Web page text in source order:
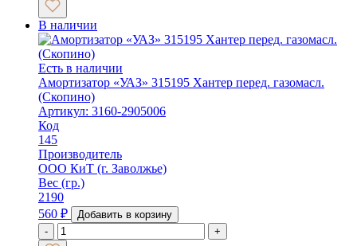
В наличии
Есть в наличии
Амортизатор «УАЗ» 315195 Хантер перед. газомасл.
(Скопино)
Артикул: 3160-2905006
Код
145
Производитель
ООО КиТ (г. Заволжье)
Вес (гр.)
2190
560 ₽
Добавить в корзину
-
+